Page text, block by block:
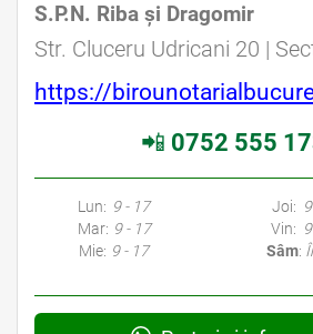
S.P.N. Riba şi Dragomir
Avocat Specializat în Drept Civil • Avocat Specializat în Dreptul Familiei
Str. Cluceru Udricani 20 |
https://
📲 0752 555
Avocati Bucuresti • Cabinete Avocatura Bucuresti • Avocati Specializati Bucuresti • Avocat Bun
Lun: 9 - 17
Mar: 9 - 17
Mie: 9 - 17
Joi:
Vin:
Sâm: